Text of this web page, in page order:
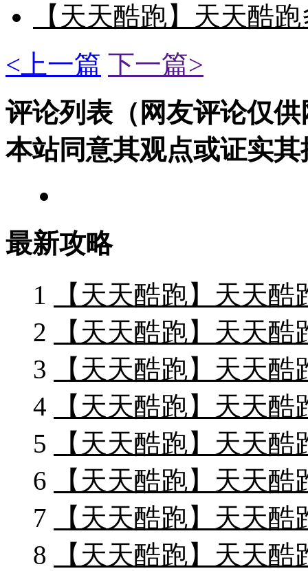
【天天酷跑】天天酷
<上一篇 下一篇>
评论列表（网友评论仅
本站同意其观点或证实其
最新攻略
1
【天天酷跑】天天
2
【天天酷跑】天天
3
【天天酷跑】天天
4
【天天酷跑】天天
5
【天天酷跑】天天
6
【天天酷跑】天天
7
【天天酷跑】天天
8
【天天酷跑】天天